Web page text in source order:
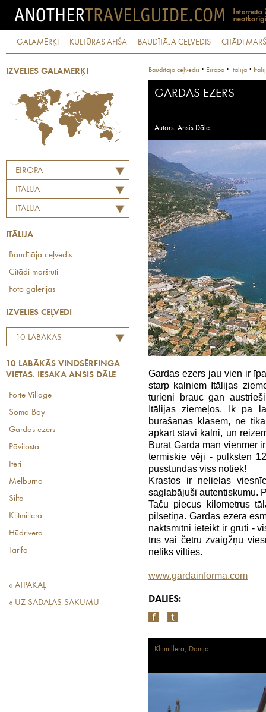
GALAMĒRĶI KULTŪRAS AFIŠA BAUDĪTĀJA CEĻVEDIS CITĀDI
IZVĒLIES GALAMĒRĶI
EIROPA
ITĀLIJA
ITĀLIJA
ITĀLIJA
Baudītāja ceļvedis
Citādi maršruti
Foto galerijas
IZVĒLIES CEĻVEDI
10 LABĀKĀS
IESAKA ANSIS DĀLE
10 LABĀKĀS VINDSĒRFINGA
VIETAS. IESAKA ANSIS DĀLE
Forte Village
Soma Bay
Gardas ezers
Pāvilosta
Iteri
Melburna
Silta
Klitmillera
Hūdrivera
Tarifa
« ATPAKAĻ
« UZ SADAĻAS SĀKUMU
Baudītāja ceļvedis · Eiropa · Itālija ·
GARDAS EZERS
Autors: Ansis Dāle
Gardas ezers jau vien ir
starp kalniem Itālijas
turieni brauc gan
Itālijas ziemeļos. Ik pa
burāšanas klasēm, ne
apkārt stāvi kalni, un
Burāt Gardā man vienmēr
termiskie vēji - pulksten
pusstundas viss notiek!
Krastos ir nelielas
saglabājuši autentiskumu.
Taču piecus kilometrus
pilsētiņa. Gardas ezerā
naktsmītni ieteikt ir grūti -
trīs vai četru zvaigžņu
neliks vilties.
www.gardainforma.com
DALIES:
Klitmillera, Dānija